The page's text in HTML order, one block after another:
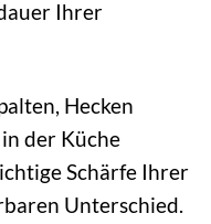
Ihrer
Hecken
der Küche
Schärfe Ihrer
Unterschied.